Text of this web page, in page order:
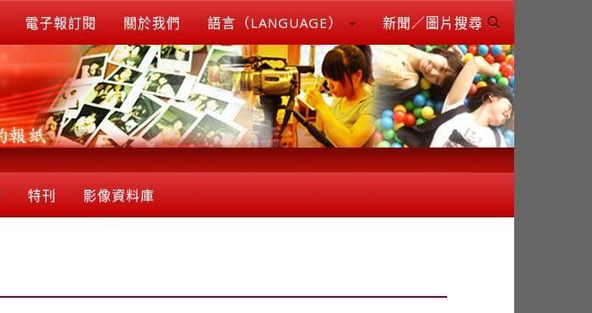
電子報訂閱 關於我們 語言（LANGUAGE） 新聞／圖片搜尋
特刊 影像資料庫